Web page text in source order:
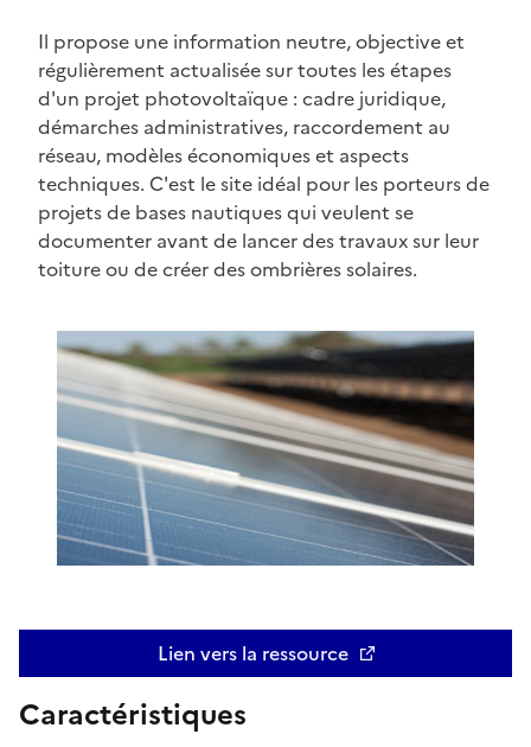
Il propose une information neutre, objective et
régulièrement actualisée sur toutes les étapes
d'un projet photovoltaïque : cadre juridique,
démarches administratives, raccordement au
réseau, modèles économiques et aspects
techniques. C'est le site idéal pour les porteurs de
projets de bases nautiques qui veulent se
documenter avant de lancer des travaux sur leur
toiture ou de créer des ombrières solaires.
Lien vers la ressourceOuvre une nouvelle fenêtre
Caractéristiques